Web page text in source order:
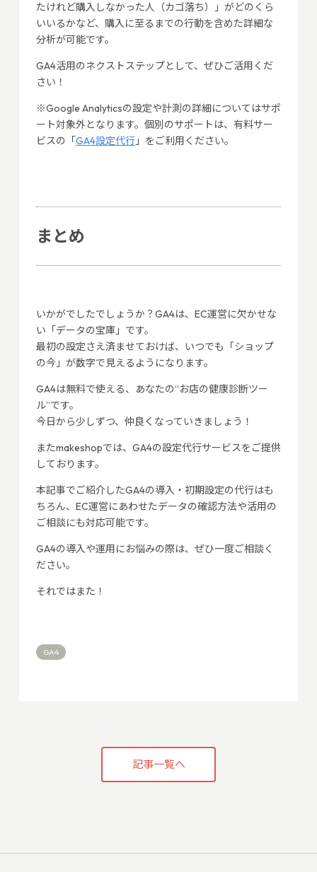
たけれど購入しなかった人（カゴ落ち）」がどのくら
いいるかなど、購入に至るまでの行動を含めた詳細な
分析が可能です。
GA4活用のネクストステップとして、ぜひご活用くだ
さい！
※Google Analyticsの設定や計測の詳細についてはサポ
ート対象外となります。個別のサポートは、有料サー
ビスの「 GA4設定代行」をご利用ください。
まとめ
いかがでしたでしょうか？GA4は、EC運営に欠かせな
い「データの宝庫」です。
最初の設定さえ済ませておけば、いつでも「ショップ
の今」が数字で見えるようになります。
GA4は無料で使える、あなたの“お店の健康診断ツー
ル”です。
今日から少しずつ、仲良くなっていきましょう！
またmakeshopでは、GA4の設定代行サービスをご提供
しております。
本記事でご紹介したGA4の導入・初期設定の代行はも
ちろん、EC運営にあわせたデータの確認方法や活用の
ご相談にも対応可能です。
GA4の導入や運用にお悩みの際は、ぜひ一度ご相談く
ださい。
それではまた！
GA4
記事一覧へ